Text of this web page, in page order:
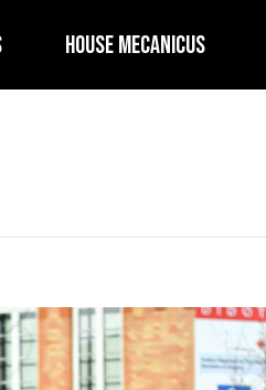
HOUSE MECANICUS